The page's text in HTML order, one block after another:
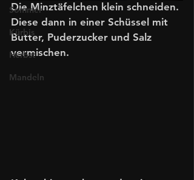
Sommer
Kürbis
Herbst
Mandeln
Die Minztäfelchen klein schneiden.
Diese dann in einer Schüssel mit
Butter, Puderzucker und Salz
vermischen.